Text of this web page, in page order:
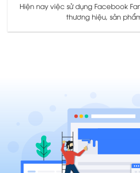
Hiện nay việc sử dụng Facebook
thương hiệu, sản